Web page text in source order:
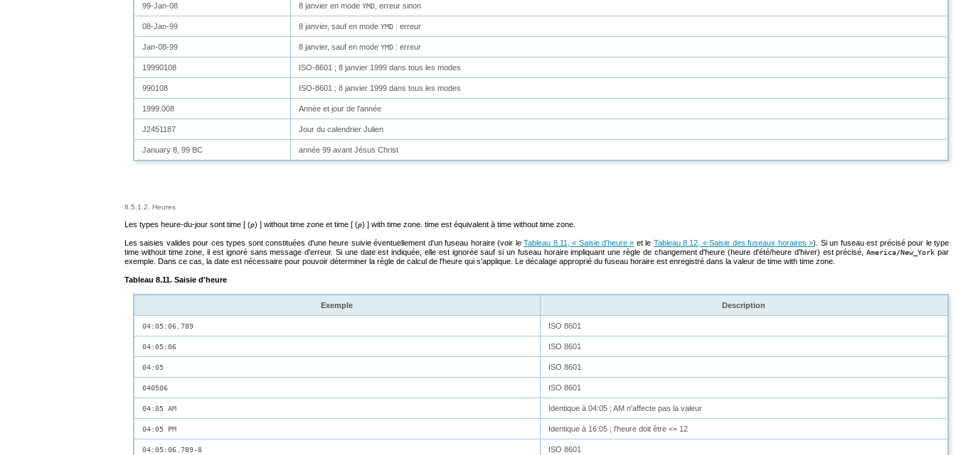
99-Jan-08 8 janvier en mode YMD, erreur sinon
08-Jan-99 8 janvier, sauf en mode YMD: erreur
Jan-08-99 8 janvier, sauf en mode YMD: erreur
19990108 ISO-8601 ; 8 janvier 1999 dans tous les modes
990108 ISO-8601 ; 8 janvier 1999 dans tous les modes
1999.008 Année et jour de l'année
J2451187 Jour du calendrier Julien
January 8, 99 BC année 99 avant Jésus Christ
8.5.1.2. Heures
Les types heure-du-jour sont time [ (p) ] without time zone et time [ (p) ] with time zone time est équivalent à time without time zone
Les saisies valides pour ces types sont constituées d'une heure suivie éventuellement d'un fuseau horaire (voir leTableau 8.11, « Saisie d'heure » et le Tableau 8.12, « Saisie des fuseaux horaires »). Si un fuseau est précisé pour le type
time without time zone , il est ignoré sans message d'erreur. Si une date est indiquée, elle est ignorée sauf si un fuseau horaire impliquant une règle de changement d'heure (heure d'été/heure d'hiver) est précisé,America/New_York par
exemple. Dans ce cas, la date est nécessaire pour pouvoir déterminer la règle de calcul de l'heure qui s'applique. Le décalage approprié du fuseau horaire est enregistré dans la valeur de time with time zone
Tableau 8.11. Saisie d'heure
Exemple Description
04:05:06.789 ISO 8601
04:05:06 ISO 8601
04:05 ISO 8601
040506 ISO 8601
04:05 AM Identique à 04:05 ; AM n'affecte pas la valeur
04:05 PM Identique à 16:05 ; l'heure doit être <= 12
04:05:06.789-8 ISO 8601